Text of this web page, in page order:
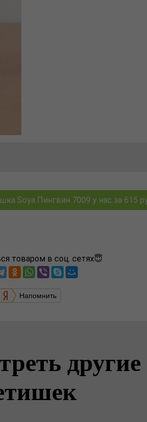
Soya Пингвин 7009 у нас за 615
товаром в соц. сетях😇
Напомнить